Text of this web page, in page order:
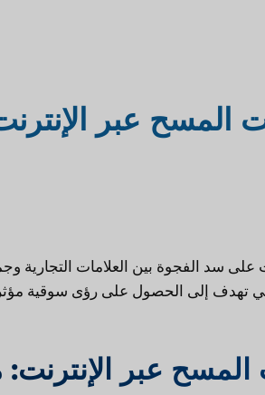
والسياحة
المحاماة المسح عبر
سد الفجوة بين العلامات التجارية
التي تهدف إلى الحصول على رؤى سوقية
عبر